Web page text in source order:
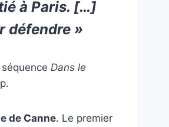
à Paris. […]
défendre »
Dans le
de Canne. Le premier